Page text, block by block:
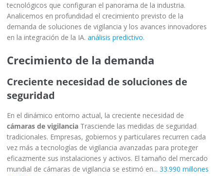
tecnológicos que configuran el panorama de la industria.
Analicemos en profundidad el crecimiento previsto de la
demanda de soluciones de vigilancia y los avances innovadores
en la integración de la IA. análisis predictivo.
Crecimiento de la demanda
Creciente necesidad de soluciones de
seguridad
En el dinámico entorno actual, la creciente necesidad de
cámaras de vigilancia Trasciende las medidas de seguridad
tradicionales. Empresas, gobiernos y particulares recurren cada
vez más a tecnologías de vigilancia avanzadas para proteger
eficazmente sus instalaciones y activos. El tamaño del mercado
mundial de cámaras de vigilancia se estimó en... 33.990 millones